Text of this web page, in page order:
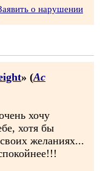
о нарушении
» (Ас
хочу
хотя бы
желаниях...